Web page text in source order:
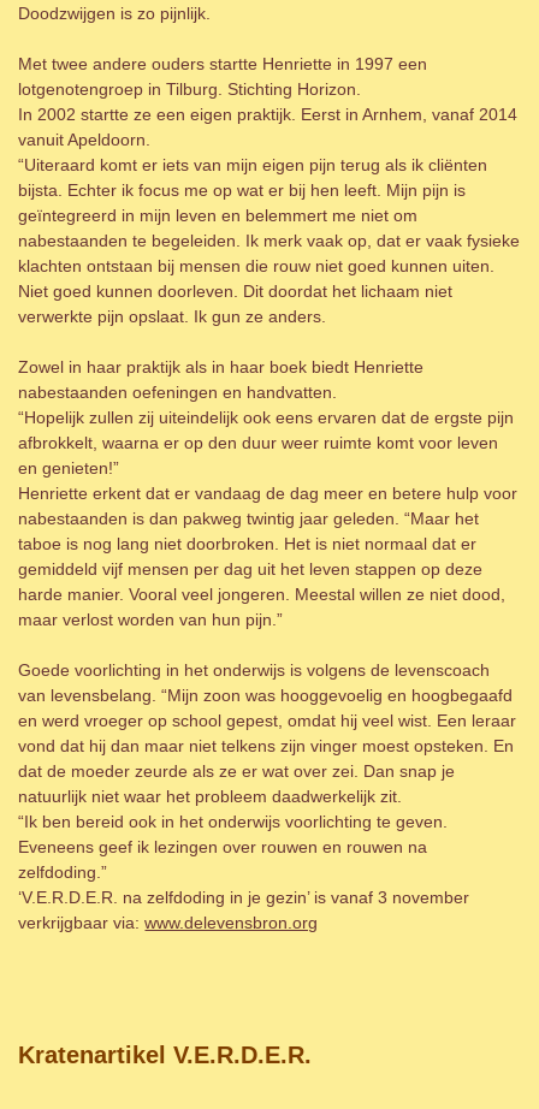
Doodzwijgen is zo pijnlijk.
Met twee andere ouders startte Henriette in 1997 een
lotgenotengroep in Tilburg. Stichting Horizon.
In 2002 startte ze een eigen praktijk. Eerst in Arnhem, vanaf 2014
vanuit Apeldoorn.
“Uiteraard komt er iets van mijn eigen pijn terug als ik cliënten
bijsta. Echter ik focus me op wat er bij hen leeft. Mijn pijn is
geïntegreerd in mijn leven en belemmert me niet om
nabestaanden te begeleiden. Ik merk vaak op, dat er vaak fysieke
klachten ontstaan bij mensen die rouw niet goed kunnen uiten.
Niet goed kunnen doorleven. Dit doordat het lichaam niet
verwerkte pijn opslaat. Ik gun ze anders.
Zowel in haar praktijk als in haar boek biedt Henriette
nabestaanden oefeningen en handvatten.
“Hopelijk zullen zij uiteindelijk ook eens ervaren dat de ergste pijn
afbrokkelt, waarna er op den duur weer ruimte komt voor leven
en genieten!”
Henriette erkent dat er vandaag de dag meer en betere hulp voor
nabestaanden is dan pakweg twintig jaar geleden. “Maar het
taboe is nog lang niet doorbroken. Het is niet normaal dat er
gemiddeld vijf mensen per dag uit het leven stappen op deze
harde manier. Vooral veel jongeren. Meestal willen ze niet dood,
maar verlost worden van hun pijn.”
Goede voorlichting in het onderwijs is volgens de levenscoach
van levensbelang. “Mijn zoon was hooggevoelig en hoogbegaafd
en werd vroeger op school gepest, omdat hij veel wist. Een leraar
vond dat hij dan maar niet telkens zijn vinger moest opsteken. En
dat de moeder zeurde als ze er wat over zei. Dan snap je
natuurlijk niet waar het probleem daadwerkelijk zit.
“Ik ben bereid ook in het onderwijs voorlichting te geven.
Eveneens geef ik lezingen over rouwen en rouwen na
zelfdoding.”
‘V.E.R.D.E.R. na zelfdoding in je gezin’ is vanaf 3 november
verkrijgbaar via:www.delevensbron.org
Kratenartikel V.E.R.D.E.R.